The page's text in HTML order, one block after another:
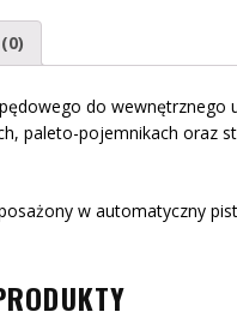
do wewnętrznego
paleto-pojemnikach oraz
w automatyczny